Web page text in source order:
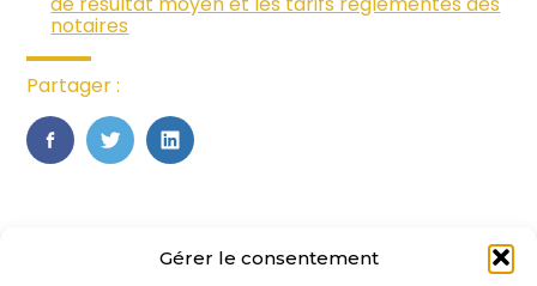
Gérer le consentement
notaires
Partager :
FaceBook
TwitterLinkedIn